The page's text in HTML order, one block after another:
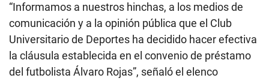
“Informamos a nuestros hinchas, a los medios de
comunicación y a la opinión pública que el Club
Universitario de Deportes ha decidido hacer efectiva
la cláusula establecida en el convenio de préstamo
del futbolista Álvaro Rojas”, señaló el elenco